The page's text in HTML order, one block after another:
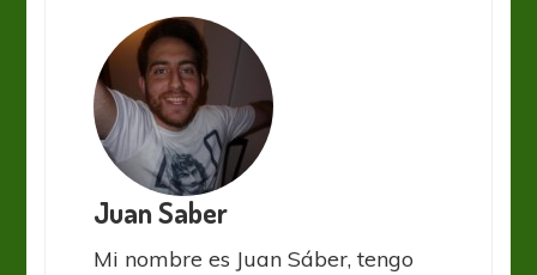
Juan Saber
Mi nombre es Juan Sáber, tengo